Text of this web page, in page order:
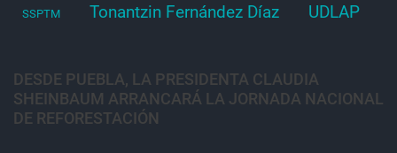
SSPTM Tonantzin Fernández Díaz UDLAP
DESDE PUEBLA, LA PRESIDENTA CLAUDIA
SHEINBAUM ARRANCARÁ LA JORNADA NACIONAL
DE REFORESTACIÓN